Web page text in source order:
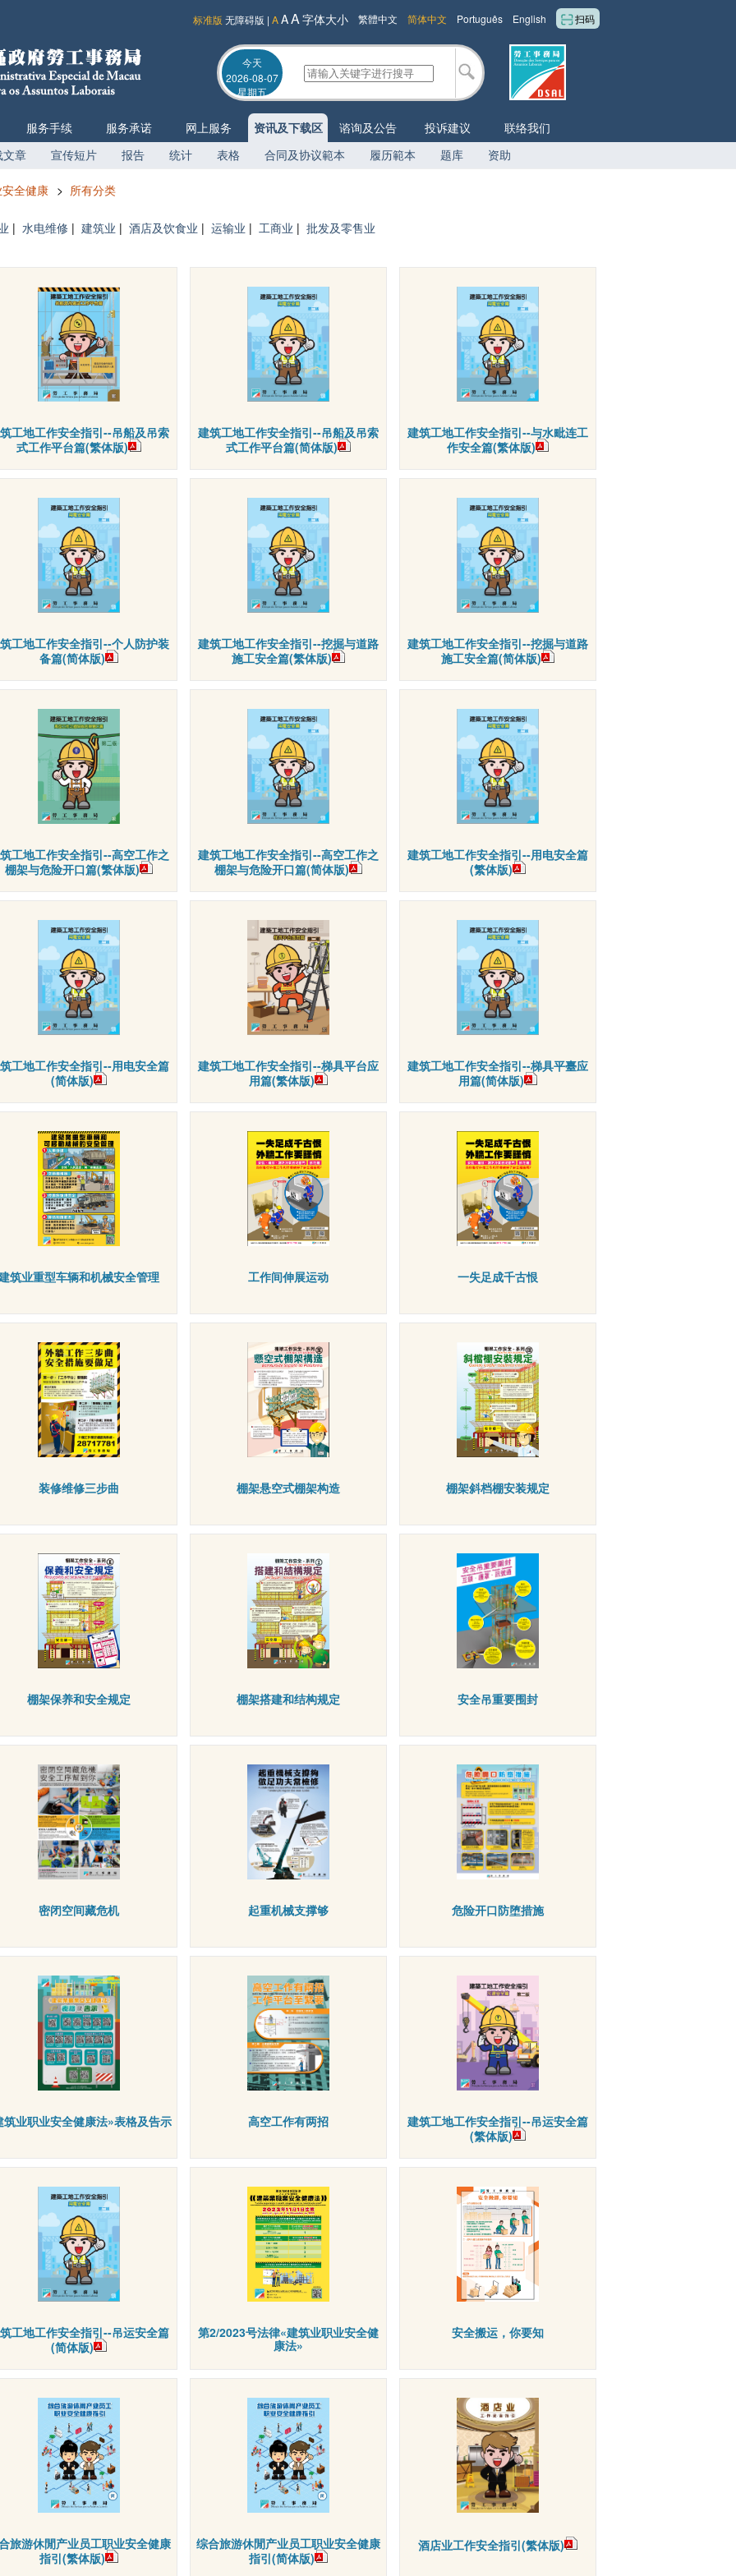
扫码
English
Português
简体中文
繁體中文
标准版 无障碍版 | AAA字体大小
今天
2026-08-07
星期五
服务手续 服务承诺 网上服务
资讯及下载区
文章
宣传短片 报告 统计 表格 合同及协议範本 履历範本 题库 资助
谘询及公告 投诉建议 联络我们
全健康 > 所有分类
| 水电维修 | 建筑业 | 酒店及饮食业 | 运输业 | 工商业 | 批发及零售业
工地工作安全指引--吊船及吊索
式工作平台篇(繁体版)
建筑工地工作安全指引--吊船及吊索
式工作平台篇(简体版)
建筑工地工作安全指引--与水毗连工
作安全篇(繁体版)
工地工作安全指引--个人防护装
备篇(简体版)
建筑工地工作安全指引--挖掘与道路
施工安全篇(繁体版)
建筑工地工作安全指引--挖掘与道路
施工安全篇(简体版)
工地工作安全指引--高空工作之
棚架与危险开口篇(繁体版)
建筑工地工作安全指引--高空工作之
棚架与危险开口篇(简体版)
建筑工地工作安全指引--用电安全篇
(繁体版)
工地工作安全指引--用电安全篇
(简体版)
建筑工地工作安全指引--梯具平台应
用篇(繁体版)
建筑工地工作安全指引--梯具平臺应
用篇(简体版)
筑业重型车辆和机械安全管理 工作间伸展运动 一失足成千古恨
装修维修三步曲 棚架悬空式棚架构造 棚架斜档棚安装规定
棚架保养和安全规定 棚架搭建和结构规定 安全吊重要围封
密闭空间藏危机 起重机械支撑够 危险开口防堕措施
筑业职业安全健康法»表格及告示 高空工作有两招
建筑工地工作安全指引--吊运安全篇
(繁体版)
工地工作安全指引--吊运安全篇
(简体版)
第2/2023号法律«建筑业职业安全健
康法»
安全搬运，你要知
旅游休閒产业员工职业安全健康
指引(繁体版)
综合旅游休閒产业员工职业安全健康
指引(简体版)
酒店业工作安全指引(繁体版)